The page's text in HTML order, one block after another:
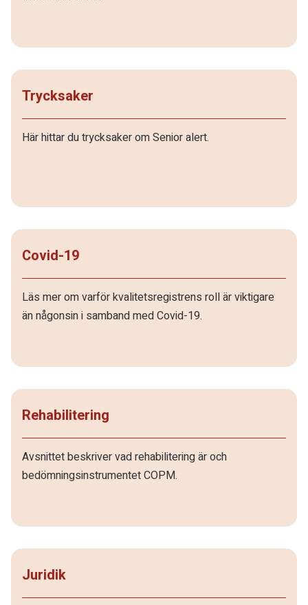
Trycksaker
Här hittar du trycksaker om Senior alert.
Covid-19
Läs mer om varför kvalitetsregistrens roll är viktigare
än någonsin i samband med Covid-19.
Rehabilitering
Avsnittet beskriver vad rehabilitering är och
bedömningsinstrumentet COPM.
Juridik